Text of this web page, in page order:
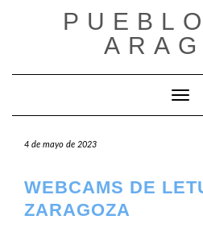
4 de mayo de 2023
WEBCAMS DE
ZARAGOZA